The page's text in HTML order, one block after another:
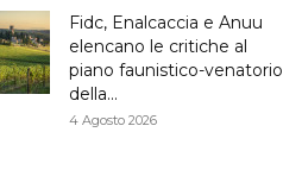
Fidc, Enalcaccia e Anuu
elencano le critiche al
piano faunistico-venatorio
della...
4 Agosto 2026